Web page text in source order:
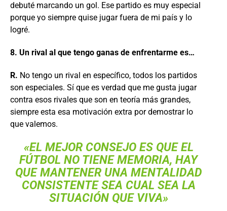
debuté marcando un gol. Ese partido es muy especial
porque yo siempre quise jugar fuera de mi país y lo
logré.
8. Un rival al que tengo ganas de enfrentarme es…
R. No tengo un rival en específico, todos los partidos
son especiales. Sí que es verdad que me gusta jugar
contra esos rivales que son en teoría más grandes,
siempre esta esa motivación extra por demostrar lo
que valemos.
«EL MEJOR CONSEJO ES QUE EL
FÚTBOL NO TIENE MEMORIA, HAY
QUE MANTENER UNA MENTALIDAD
CONSISTENTE SEA CUAL SEA LA
SITUACIÓN QUE VIVA»